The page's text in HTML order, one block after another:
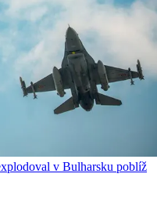
v Bulharsku poblíž